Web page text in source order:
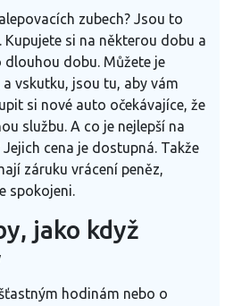
zubech? Jsou to
si na některou dobu a
dlouhou dobu. Můžete je
vskutku, jsou tu, aby vám
si nové auto očekávajíce, že
službu. A co je nejlepší na
cena je dostupná. Takže
záruku vrácení peněz,
spokojeni.
jako když
hodinám nebo o